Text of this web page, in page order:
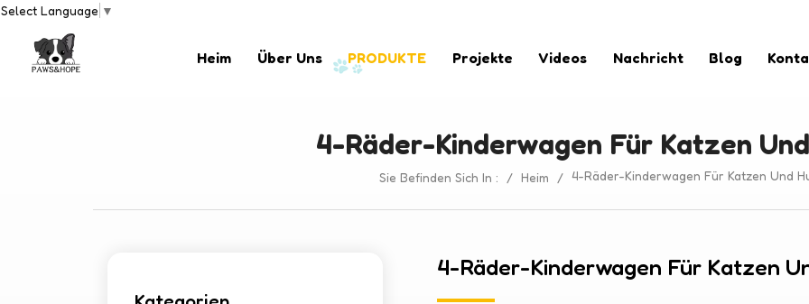
Select Language ▼
Heim Über Uns PRODUKTE Projekte Videos Nachricht Blog
4-Räder-Kinderwagen Für Katzen
Sie Befinden Sich In : / Heim / 4-Räder-Kinderwagen Für Katzen Und
4-Räder-Kinderwagen Für Katzen